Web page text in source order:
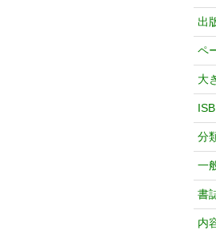
出
ペ
大
分
一
書
内